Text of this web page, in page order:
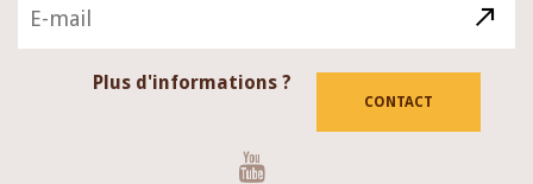
Plus d'informations ?
CONTACT